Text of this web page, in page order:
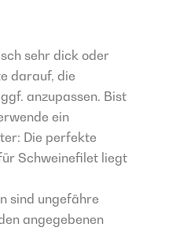
sehr dick oder
darauf, die
anzupassen. Bist
ein
Die perfekte
Schweinefilet liegt
sind ungefähre
angegebenen